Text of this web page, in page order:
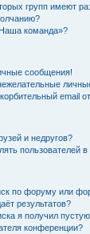
групп имеют
команда»?
сообщения!
email
и недругов?
пользователей
по форуму или
результатов?
я получил
конференции?